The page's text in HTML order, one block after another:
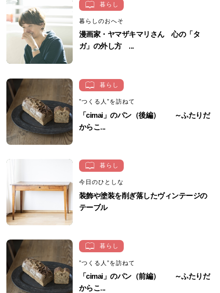
暮らし
暮らしのおへそ
漫画家・ヤマザキマリさん 心の「タ
ガ」の外し方 ...
暮らし
”つくる人”を訪ねて
「cimai」のパン（後編） ～ふたりだ
からこ...
暮らし
今日のひとしな
装飾や塗装を削ぎ落したヴィンテージの
テーブル
暮らし
”つくる人”を訪ねて
「cimai」のパン（前編） ～ふたりだ
からこ...